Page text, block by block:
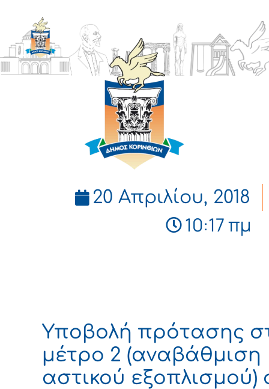
ΔΗΜΟΣ
ΚΟΡΙΝΘΙΩΝ
20 Απριλίου, 2018
10:17 πμ
Υποβολή πρότασης
μέτρο 2 (αναβάθμιση
αστικού εξοπλισμού)